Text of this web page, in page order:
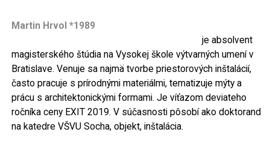
Martin Hrvol *1989
je absolvent
magisterského štúdia na Vysokej škole výtvarných umení v
Bratislave. Venuje sa najmä tvorbe priestorových inštalácií,
často pracuje s prírodnými materiálmi, tematizuje mýty a
prácu s architektonickými formami. Je víťazom deviateho
ročníka ceny EXIT 2019. V súčasnosti pôsobí ako doktorand
na katedre VŠVU Socha, objekt, inštalácia.